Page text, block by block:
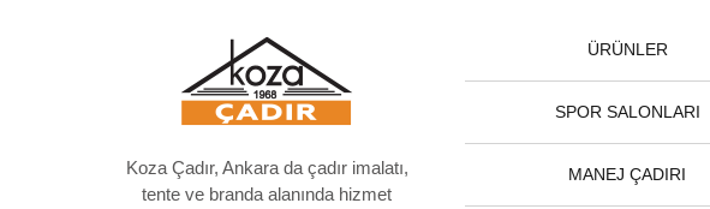
Koza Çadır, Ankara da çadır imalatı,
tente ve branda alanında hizmet
ÜRÜNLER
SPOR SALONLARI
MANEJ ÇADIRI